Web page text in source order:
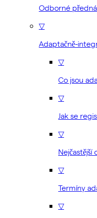
Odborné
▽
Adaptačně-
▽
Co jsou
▽
Jak se
▽
▽
Termíny
▽